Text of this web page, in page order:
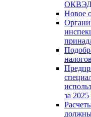
Новое
за 2025
должны